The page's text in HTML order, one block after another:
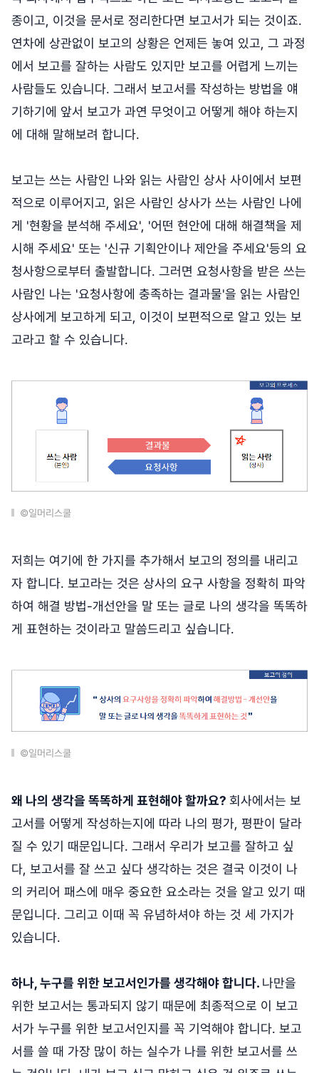
종이고, 이것을 문서로 정리한다면 보고서가 되는 것이죠.
연차에 상관없이 보고의 상황은 언제든 놓여 있고, 그 과정
에서 보고를 잘하는 사람도 있지만 보고를 어렵게 느끼는
사람들도 있습니다. 그래서 보고서를 작성하는 방법을 얘
기하기에 앞서 보고가 과연 무엇이고 어떻게 해야 하는지
에 대해 말해보려 합니다.
보고는 쓰는 사람인 나와 읽는 사람인 상사 사이에서 보편
적으로 이루어지고, 읽은 사람인 상사가 쓰는 사람인 나에
게 '현황을 분석해 주세요', '어떤 현안에 대해 해결책을 제
시해 주세요' 또는 '신규 기획안이나 제안을 주세요'등의 요
청사항으로부터 출발합니다. 그러면 요청사항을 받은 쓰는
사람인 나는 '요청사항에 충족하는 결과물'을 읽는 사람인
상사에게 보고하게 되고, 이것이 보편적으로 알고 있는 보
고라고 할 수 있습니다.
©일머리스쿨
저희는 여기에 한 가지를 추가해서 보고의 정의를 내리고
자 합니다. 보고라는 것은 상사의 요구 사항을 정확히 파악
하여 해결 방법-개선안을 말 또는 글로 나의 생각을 똑똑하
게 표현하는 것이라고 말씀드리고 싶습니다.
©일머리스쿨
왜 나의 생각을 똑똑하게 표현해야 할까요? 회사에서는 보
고서를 어떻게 작성하는지에 따라 나의 평가, 평판이 달라
질 수 있기 때문입니다. 그래서 우리가 보고를 잘하고 싶
다, 보고서를 잘 쓰고 싶다 생각하는 것은 결국 이것이 나
의 커리어 패스에 매우 중요한 요소라는 것을 알고 있기 때
문입니다. 그리고 이때 꼭 유념하셔야 하는 것 세 가지가
있습니다.
하나, 누구를 위한 보고서인가를 생각해야 합니다. 나만을
위한 보고서는 통과되지 않기 때문에 최종적으로 이 보고
서가 누구를 위한 보고서인지를 꼭 기억해야 합니다. 보고
서를 쓸 때 가장 많이 하는 실수가 나를 위한 보고서를 쓰